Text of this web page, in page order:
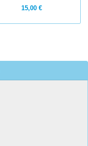
15,00 €